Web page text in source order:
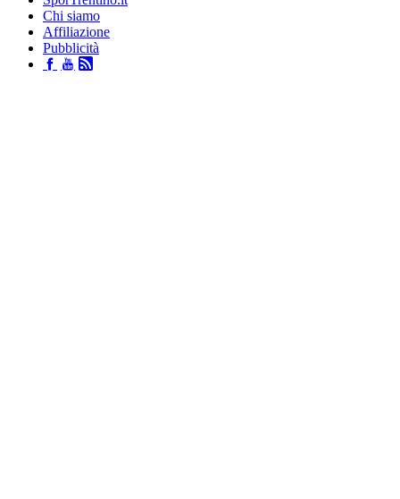
Chi siamo
Affiliazione
Pubblicità